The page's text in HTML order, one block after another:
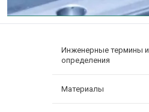
Инженерные термины и
определения
Материалы